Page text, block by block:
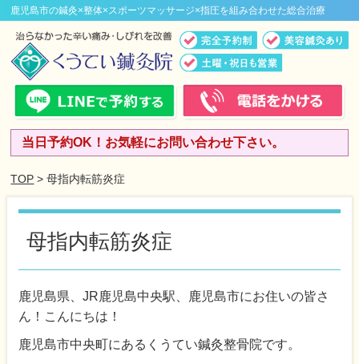
鹿児島市の鍼灸×整体×スポーツマッサージ×指圧を組み合わせた総合治療
当日予約OK！お気軽にお問い合わせ下さい。
TOP > 母指内転筋炎症
母指内転筋炎症
鹿児島県、JR鹿児島中央駅、鹿児島市にお住いの皆さ
ん！こんにちは！
鹿児島市中央町にあるくうてい鍼灸整骨院です。